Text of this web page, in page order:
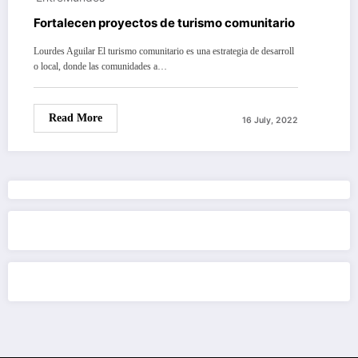
Fortalecen proyectos de turismo comunitario
Lourdes Aguilar El turismo comunitario es una estrategia de desarroll
o local, donde las comunidades a…
Read More 16 July, 2022